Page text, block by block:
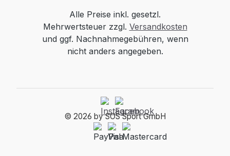
Alle Preise inkl. gesetzl.
Mehrwertsteuer zzgl. Versandkosten
und ggf. Nachnahmegebühren, wenn
nicht anders angegeben.
© 2026 by SOS Sport GmbH